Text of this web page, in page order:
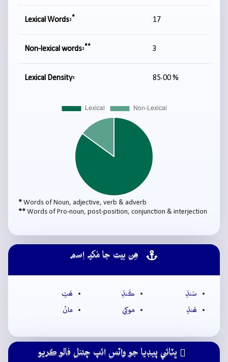
Lexical Words:* 17
Non-lexical words:** 3
Lexical Density: 85.00 %
* Words of Noun, adjective, verb & adverb
** Words of Pro-noun, post-position, conjunction & interjection
ھِن بيت جا مُکيہ اِسم
سَنڌِ ڪَنڌِ
ھَٽِ
ھَنڌِ
موکِي مانُ
ڀٽائي پيڊيا جو واٽس ائپ چئنل فالو ڪريو